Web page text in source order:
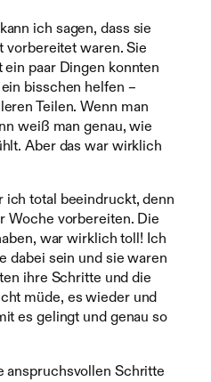
ich sagen, dass sie
vorbereitet waren. Sie
paar Dingen konnten
bisschen helfen –
Teilen. Wenn man
weiß man genau, wie
Aber das war wirklich
ich total beeindruckt, denn
Woche vorbereiten. Die
war wirklich toll! Ich
dabei sein und sie waren
ihre Schritte und die
müde, es wieder und
es gelingt und genau so
anspruchsvollen Schritte